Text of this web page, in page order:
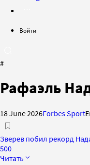
Войти
#
Рафаэль
18 June 2026Forbes Sport
Зверев побил рекорд
500
Читать